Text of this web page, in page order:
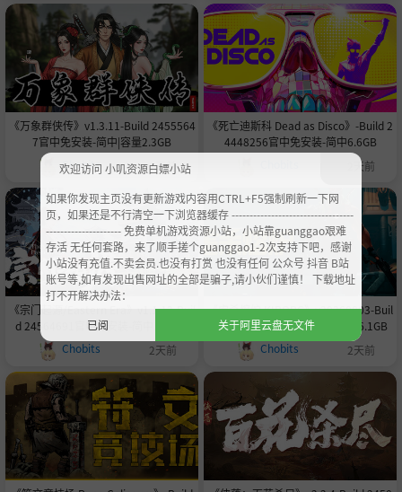
《万象群侠传》v1.3.11-Build 2455564
7官中免安装-简中|容量2.3GB
Chobits
1天前
《死亡迪斯科 Dead as Disco》-Build 2
4448256官中免安装-简中6.6GB
2天前
《宗门起源/Eastern Era》v1.1.12-Buil
d 24564691官中免安装-简中15.9GB
Chobits
2天前
《虐杀熔炉 KIBORG》v20260803-Buil
d 24535502官中免安装-简中26.1GB
Chobits
2天前
欢迎访问 小叽资源白嫖小站
如果你发现主页没有更新游戏内容用CTRL+F5强制刷新一下网
页，如果还是不行清空一下浏览器缓存 ----------------------------------
--------------------- 免费单机游戏资源小站，小站靠guanggao艰难
存活 无任何套路，来了顺手搓个guanggao1-2次支持下吧，感谢
小站没有充值.不卖会员.也没有打赏 也没有任何 公众号 抖音 B站
账号等,如有发现出售网址的全部是骗子,请小伙们谨慎！ 下载地址
打不开解决办法：
已阅
关于阿里云盘无文件